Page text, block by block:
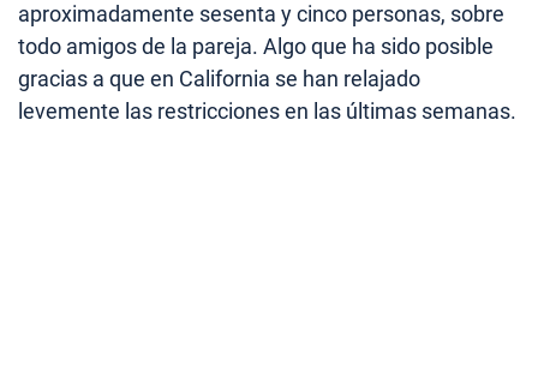
aproximadamente sesenta y cinco personas, sobre
todo amigos de la pareja. Algo que ha sido posible
gracias a que en California se han relajado
levemente las restricciones en las últimas semanas.